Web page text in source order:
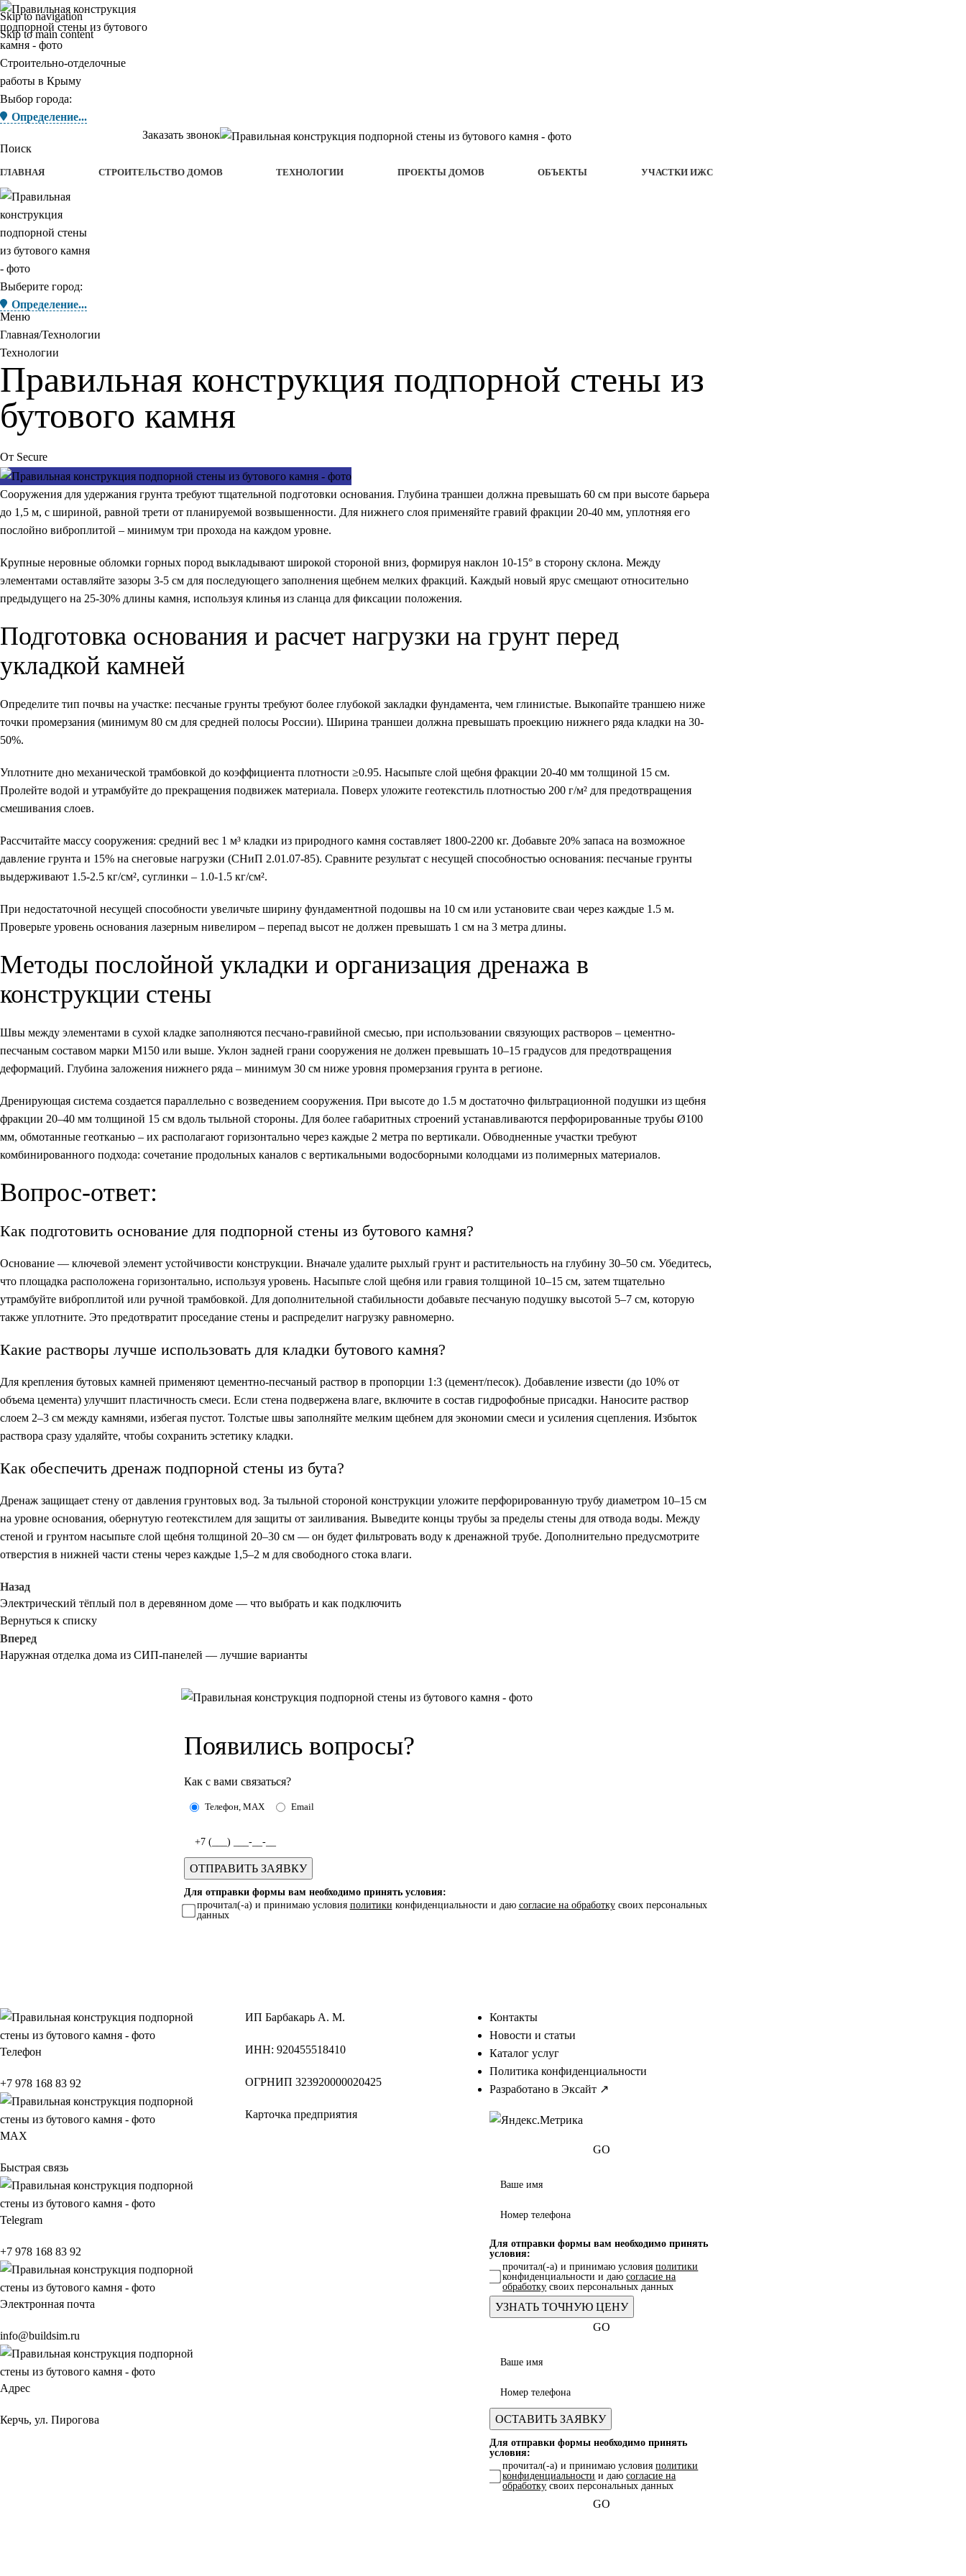
Skip to navigation
Skip to main content
Строительно-отделочные
работы в Крыму
Выбор города:
Определение...
Заказать звонок
Поиск
ГЛАВНАЯ СТРОИТЕЛЬСТВО ДОМОВ ТЕХНОЛОГИИ ПРОЕКТЫ ДОМОВ ОБЪЕКТЫ УЧАСТКИ ИЖС
Выберите город:
Определение...
Меню
Главная Технологии
Технологии
Правильная конструкция подпорной стены из
бутового камня
От Secure
Сооружения для удержания грунта требуют тщательной подготовки основания. Глубина траншеи должна превышать 60 см при высоте барьера
до 1,5 м, с шириной, равной трети от планируемой возвышенности. Для нижнего слоя применяйте гравий фракции 20-40 мм, уплотняя его
послойно виброплитой – минимум три прохода на каждом уровне.
Крупные неровные обломки горных пород выкладывают широкой стороной вниз, формируя наклон 10-15° в сторону склона. Между
элементами оставляйте зазоры 3-5 см для последующего заполнения щебнем мелких фракций. Каждый новый ярус смещают относительно
предыдущего на 25-30% длины камня, используя клинья из сланца для фиксации положения.
Подготовка основания и расчет нагрузки на грунт перед
укладкой камней
Определите тип почвы на участке: песчаные грунты требуют более глубокой закладки фундамента, чем глинистые. Выкопайте траншею ниже
точки промерзания (минимум 80 см для средней полосы России). Ширина траншеи должна превышать проекцию нижнего ряда кладки на 30-
50%.
Уплотните дно механической трамбовкой до коэффициента плотности ≥0.95. Насыпьте слой щебня фракции 20-40 мм толщиной 15 см.
Пролейте водой и утрамбуйте до прекращения подвижек материала. Поверх уложите геотекстиль плотностью 200 г/м² для предотвращения
смешивания слоев.
Рассчитайте массу сооружения: средний вес 1 м³ кладки из природного камня составляет 1800-2200 кг. Добавьте 20% запаса на возможное
давление грунта и 15% на снеговые нагрузки (СНиП 2.01.07-85). Сравните результат с несущей способностью основания: песчаные грунты
выдерживают 1.5-2.5 кг/см², суглинки – 1.0-1.5 кг/см².
При недостаточной несущей способности увеличьте ширину фундаментной подошвы на 10 см или установите сваи через каждые 1.5 м.
Проверьте уровень основания лазерным нивелиром – перепад высот не должен превышать 1 см на 3 метра длины.
Методы послойной укладки и организация дренажа в
конструкции стены
Швы между элементами в сухой кладке заполняются песчано-гравийной смесью, при использовании связующих растворов – цементно-
песчаным составом марки М150 или выше. Уклон задней грани сооружения не должен превышать 10–15 градусов для предотвращения
деформаций. Глубина заложения нижнего ряда – минимум 30 см ниже уровня промерзания грунта в регионе.
Дренирующая система создается параллельно с возведением сооружения. При высоте до 1.5 м достаточно фильтрационной подушки из щебня
фракции 20–40 мм толщиной 15 см вдоль тыльной стороны. Для более габаритных строений устанавливаются перфорированные трубы Ø100
мм, обмотанные геотканью – их располагают горизонтально через каждые 2 метра по вертикали. Обводненные участки требуют
комбинированного подхода: сочетание продольных каналов с вертикальными водосборными колодцами из полимерных материалов.
Вопрос-ответ:
Как подготовить основание для подпорной стены из бутового камня?
Основание — ключевой элемент устойчивости конструкции. Вначале удалите рыхлый грунт и растительность на глубину 30–50 см. Убедитесь,
что площадка расположена горизонтально, используя уровень. Насыпьте слой щебня или гравия толщиной 10–15 см, затем тщательно
утрамбуйте виброплитой или ручной трамбовкой. Для дополнительной стабильности добавьте песчаную подушку высотой 5–7 см, которую
также уплотните. Это предотвратит проседание стены и распределит нагрузку равномерно.
Какие растворы лучше использовать для кладки бутового камня?
Для крепления бутовых камней применяют цементно-песчаный раствор в пропорции 1:3 (цемент/песок). Добавление извести (до 10% от
объема цемента) улучшит пластичность смеси. Если стена подвержена влаге, включите в состав гидрофобные присадки. Наносите раствор
слоем 2–3 см между камнями, избегая пустот. Толстые швы заполняйте мелким щебнем для экономии смеси и усиления сцепления. Избыток
раствора сразу удаляйте, чтобы сохранить эстетику кладки.
Как обеспечить дренаж подпорной стены из бута?
Дренаж защищает стену от давления грунтовых вод. За тыльной стороной конструкции уложите перфорированную трубу диаметром 10–15 см
на уровне основания, обернутую геотекстилем для защиты от заиливания. Выведите концы трубы за пределы стены для отвода воды. Между
стеной и грунтом насыпьте слой щебня толщиной 20–30 см — он будет фильтровать воду к дренажной трубе. Дополнительно предусмотрите
отверстия в нижней части стены через каждые 1,5–2 м для свободного стока влаги.
Назад
Электрический тёплый пол в деревянном доме — что выбрать и как подключить
Вернуться к списку
Вперед
Наружная отделка дома из СИП-панелей — лучшие варианты
Появились вопросы?
Как с вами связаться?
Телефон, MAX Email
Для отправки формы вам необходимо принять условия:
прочитал(-а) и принимаю условия политики конфиденциальности и даю согласие на обработкусвоих персональных
данных
Телефон
+7 978 168 83 92
МАХ
Быстрая связь
Telegram
+7 978 168 83 92
Электронная почта
info@buildsim.ru
Адрес
Керчь, ул. Пирогова
ИП Барбакарь А. М.
ИНН: 920455518410
ОГРНИП 323920000020425
Карточка предприятия
Контакты
Новости и статьи
Каталог услуг
Политика конфиденциальности
Разработано в Эксайт ↗
GO
Для отправки формы вам необходимо принять
условия:
прочитал(-а) и принимаю условияполитики
конфиденциальности и даюсогласие на
обработку своих персональных данных
GO
Для отправки формы необходимо принять
условия:
прочитал(-а) и принимаю условияполитики
конфиденциальности и даюсогласие на
обработку своих персональных данных
GO